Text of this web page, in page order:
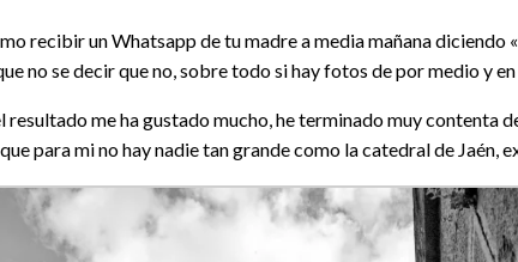
recibir un Whatsapp de tu madre a media mañana
no se decir que no, sobre todo si hay fotos de por medio y
resultado me ha gustado mucho, he terminado muy contenta
para mi no hay nadie tan grande como la catedral de Jaén,